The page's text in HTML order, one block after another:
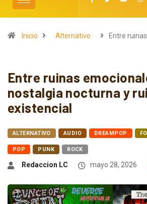
Inicio Alternativo Entre
Entre ruinas
nostalgia nocturna y
existencial
ALTERNATIVO AUDIO DREAMPOP
POP PUNK ROCK
Redaccion LC mayo 28, 2026